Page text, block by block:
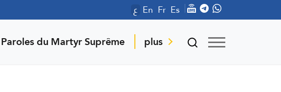
ع En Fr Es
Paroles du Martyr Suprême plus